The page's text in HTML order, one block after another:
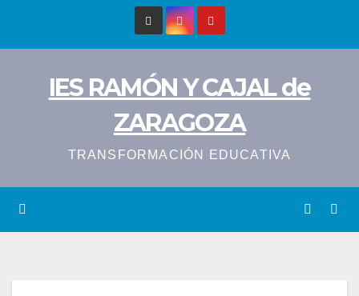
IES RAMÓN Y CAJAL de
ZARAGOZA
TRANSFORMACIÓN EDUCATIVA